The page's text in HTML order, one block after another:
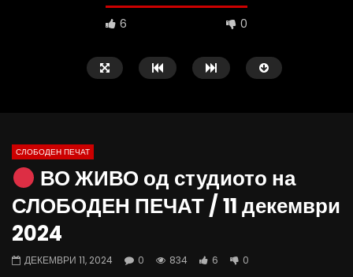
6 0
09:38
Вести на „Слободен Печат“
07.08.2026
АВГУСТ 7, 2026
АВГУСТ 6, 2026
СЛОБОДЕН ПЕЧАТ
ВО ЖИВО од студиото на
СЛОБОДЕН ПЕЧАТ / 11 декември
2024
ДЕКЕМВРИ 11, 2024 0 834 6 0